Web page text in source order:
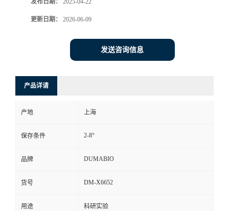
方
发布日期： 2025-04-22
更新日期： 2026-06-09
发送咨询信息
产品详请
产地 上海
保存条件 2-8°
品牌 DUMABIO
货号 DM-X6652
用途 科研实验